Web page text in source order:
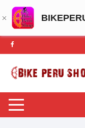
Saltar
al
contenido